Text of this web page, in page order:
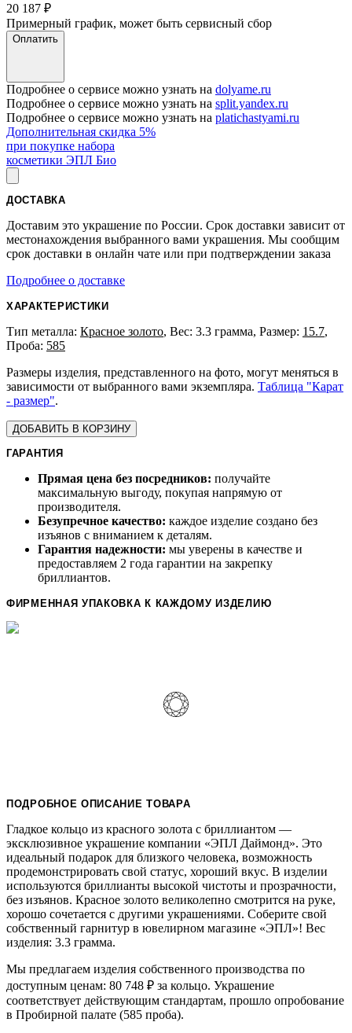
20 187 ₽
Примерный график, может быть сервисный сбор
Оплатить
Подробнее о сервисе можно узнать на dolyame.ru
Подробнее о сервисе можно узнать на split.yandex.ru
Подробнее о сервисе можно узнать на platichastyami.ru
Дополнительная скидка 5%
при покупке набора
косметики ЭПЛ Био
ДОСТАВКА
Доставим это украшение по России. Срок доставки зависит от
местонахождения выбранного вами украшения. Мы сообщим
срок доставки в онлайн чате или при подтверждении заказа
Подробнее о доставке
ХАРАКТЕРИСТИКИ
Тип металла: Красное золото, Вес: 3.3 грамма, Размер: 15.7,
Проба: 585
Размеры изделия, представленного на фото, могут меняться в
зависимости от выбранного вами экземпляра. Таблица "Карат
- размер".
ДОБАВИТЬ В КОРЗИНУ
ГАРАНТИЯ
Прямая цена без посредников: получайте
максимальную выгоду, покупая напрямую от
производителя.
Безупречное качество: каждое изделие создано без
изъянов с вниманием к деталям.
Гарантия надежности: мы уверены в качестве и
предоставляем 2 года гарантии на закрепку
бриллиантов.
ФИРМЕННАЯ УПАКОВКА К КАЖДОМУ ИЗДЕЛИЮ
ПОДРОБНОЕ ОПИСАНИЕ ТОВАРА
Гладкое кольцо из красного золота с бриллиантом —
эксклюзивное украшение компании «ЭПЛ Даймонд». Это
идеальный подарок для близкого человека, возможность
продемонстрировать свой статус, хороший вкус. В изделии
используются бриллианты высокой чистоты и прозрачности,
без изъянов. Красное золото великолепно смотрится на руке,
хорошо сочетается с другими украшениями. Соберите свой
собственный гарнитур в ювелирном магазине «ЭПЛ»! Вес
изделия: 3.3 грамма.
Мы предлагаем изделия собственного производства по
доступным ценам: 80 748 ₽ за кольцо. Украшение
соответствует действующим стандартам, прошло опробование
в Пробирной палате (585 проба).